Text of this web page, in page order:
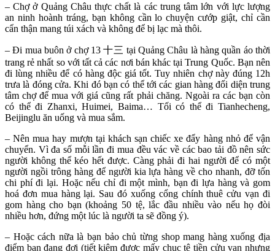
– Chợ ở Quảng Châu thực chất là các trung tâm lớn với lực lượng
an ninh hoành tráng, bạn không cần lo chuyện cướp giật, chỉ cần
cẩn thận mang túi xách và không để bị lạc mà thôi.
– Đi mua buôn ở chợ 13 十三 tại Quảng Châu là hàng quần áo thời
trang rẻ nhất so với tất cả các nơi bán khác tại Trung Quốc. Bạn nên
đi lùng nhiều để có hàng độc giá tốt. Tuy nhiên chợ này đúng 12h
trưa là đóng cửa. Khi đó bạn có thể tới các gian hàng đối diện trung
tâm chợ để mua với giá cũng rất phải chăng. Ngoài ra các bạn còn
có thể đi Zhanxi, Huimei, Baima… Tối có thể đi Tianhecheng,
Beijinglu ăn uống và mua sắm.
– Nên mua hay mượn tại khách sạn chiếc xe đẩy hàng nhỏ để vận
chuyển. Vì đa số mỗi lần đi mua đều vác về các bao tải đồ nên sức
người không thể kéo hết được. Càng phải đi hai người để có một
người ngồi trông hàng để người kia lựa hàng về cho nhanh, đỡ tốn
chi phí đi lại. Hoặc nếu chỉ đi một mình, bạn đi lựa hàng và gom
hoá đơn mua hàng lại. Sau đó xuống cổng chính thuê cửu vạn đi
gom hàng cho bạn (khoảng 50 tệ, lắc đầu nhiều vào nếu họ đòi
nhiều hơn, đứng một lúc là người ta sẽ đồng ý).
– Hoặc cách nữa là bạn bảo chủ từng shop mang hàng xuống địa
điểm bạn đang đợi (tiết kiệm được mấy chục tệ tiền cửu vạn nhưng